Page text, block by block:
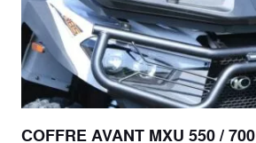
COFFRE AVANT MXU 550 / 700